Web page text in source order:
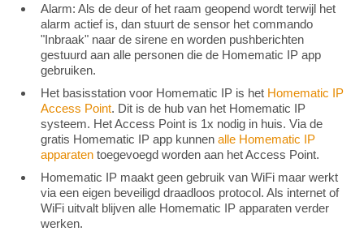
Alarm: Als de deur of het raam geopend wordt terwijl het
alarm actief is, dan stuurt de sensor het commando
"Inbraak" naar de sirene en worden pushberichten
gestuurd aan alle personen die de Homematic IP app
gebruiken.
Het basisstation voor Homematic IP is het Homematic IP
Access Point. Dit is de hub van het Homematic IP
systeem. Het Access Point is 1x nodig in huis. Via de
gratis Homematic IP app kunnen alle Homematic IP
apparaten toegevoegd worden aan het Access Point.
Homematic IP maakt geen gebruik van WiFi maar werkt
via een eigen beveiligd draadloos protocol. Als internet of
WiFi uitvalt blijven alle Homematic IP apparaten verder
werken.